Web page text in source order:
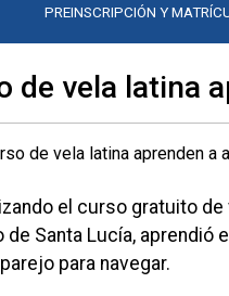
PREINSCRIPCIÓN Y
de vela latina
el curso gratuito
de Santa Lucía, aprendió
para navegar.